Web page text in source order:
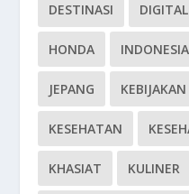
DESTINASI DIGITAL
HONDA INDONESIA
JEPANG
KESEHATAN
KHASIAT KULINER